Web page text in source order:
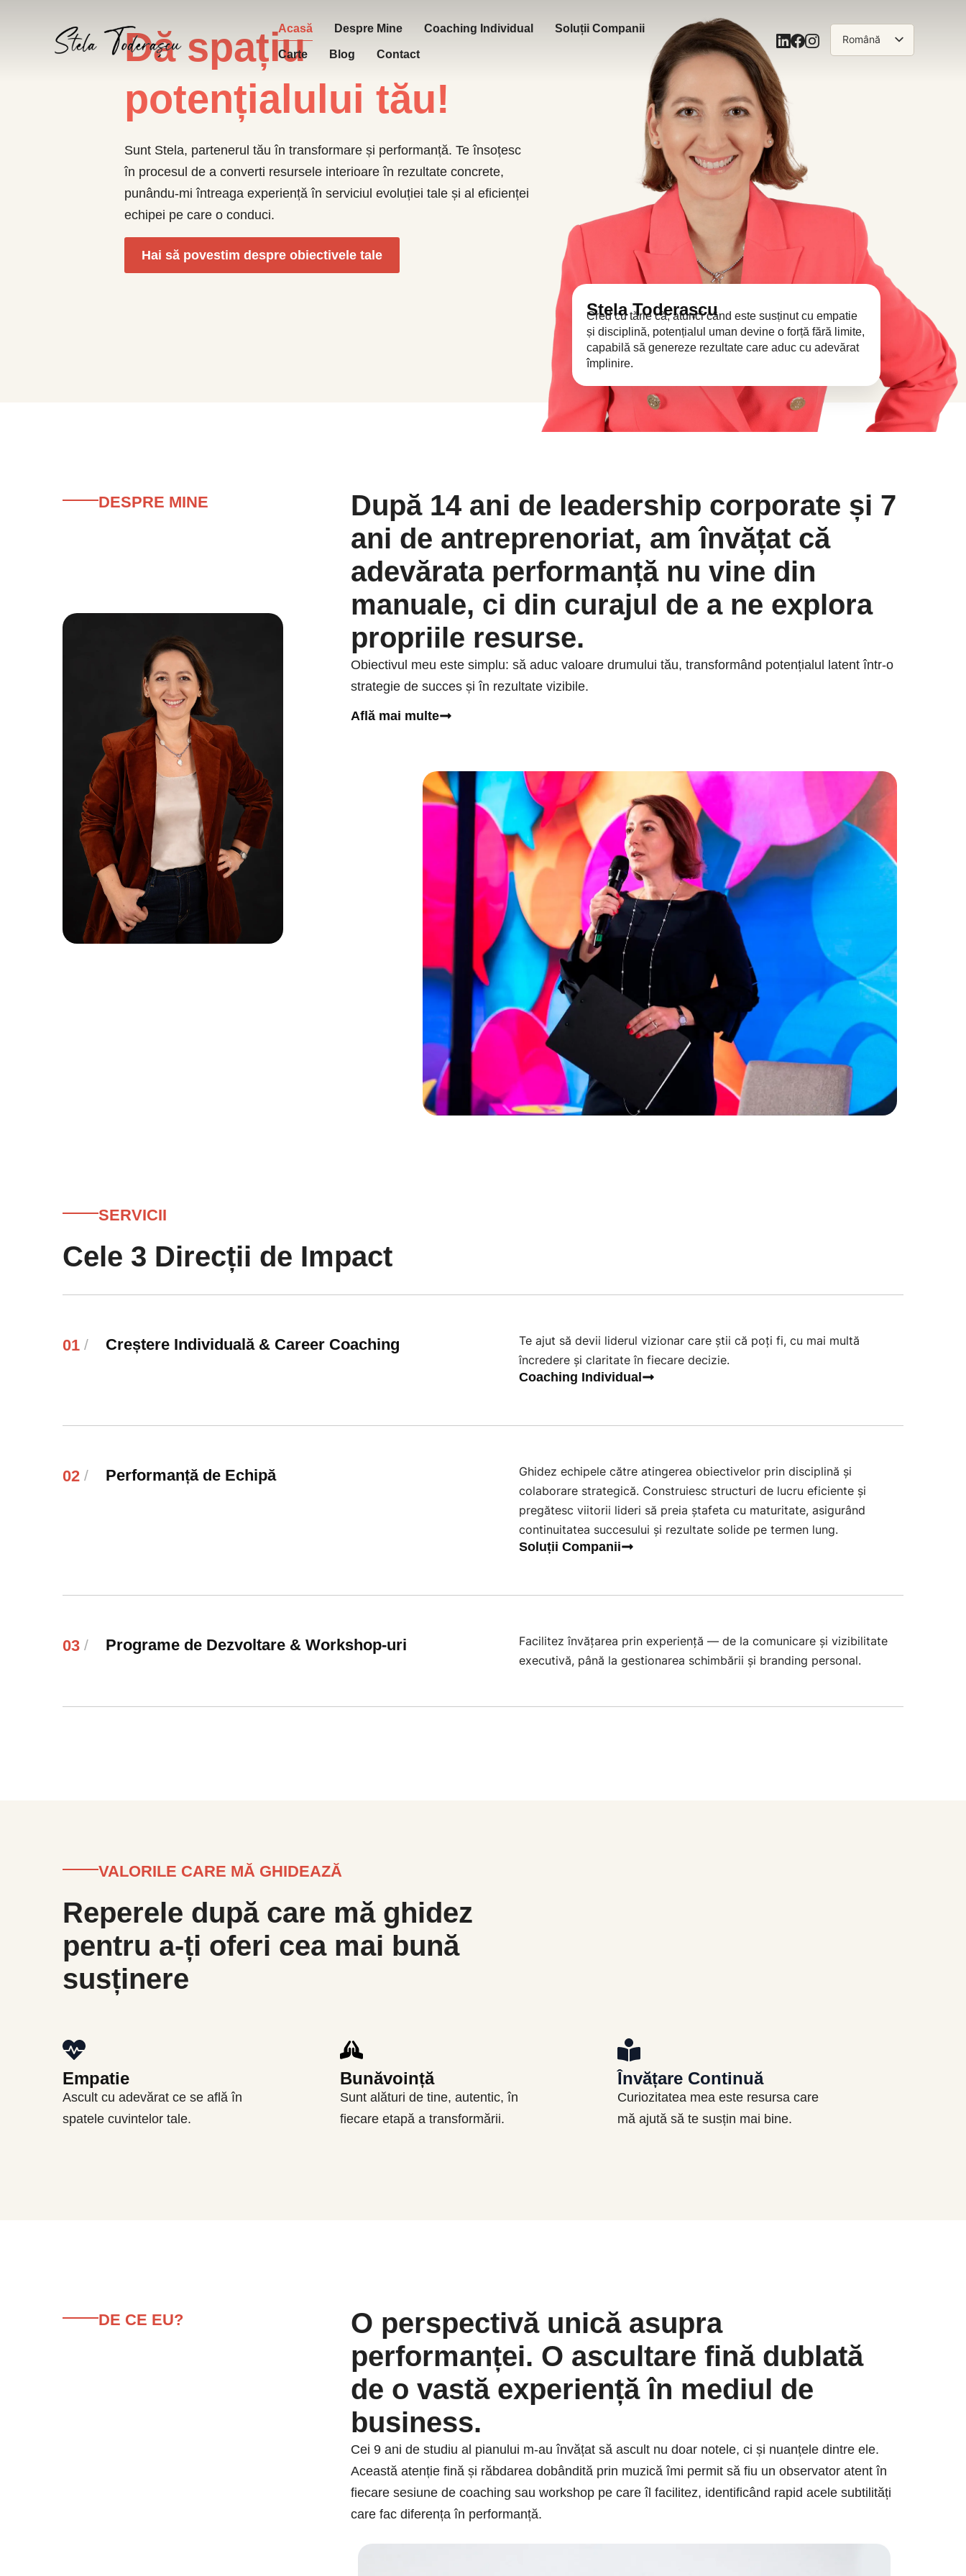
Acasă Despre Mine Coaching Individual Soluții Companii
Carte Blog Contact
Română
Dă spațiu
potențialului tău!
Sunt Stela, partenerul tău în transformare și performanță. Te însoțesc
în procesul de a converti resursele interioare în rezultate concrete,
punându-mi întreaga experiență în serviciul evoluției tale și al eficienței
echipei pe care o conduci.
Hai să povestim despre obiectivele tale
Stela Toderașcu
Cred cu tărie că, atunci când este susținut cu empatie
și disciplină, potențialul uman devine o forță fără limite,
capabilă să genereze rezultate care aduc cu adevărat
împlinire.
DESPRE MINE
După 14 ani de leadership corporate și 7
ani de antreprenoriat, am învățat că
adevărata performanță nu vine din
manuale, ci din curajul de a ne explora
propriile resurse.
Obiectivul meu este simplu: să aduc valoare drumului tău, transformând potențialul latent într-o
strategie de succes și în rezultate vizibile.
Află mai multe
SERVICII
Cele 3 Direcții de Impact
01 / Creștere Individuală & Career Coaching
Te ajut să devii liderul vizionar care știi că poți fi, cu mai multă
încredere și claritate în fiecare decizie.
Coaching Individual
02 / Performanță de Echipă
Ghidez echipele către atingerea obiectivelor prin disciplină și
colaborare strategică. Construiesc structuri de lucru eficiente și
pregătesc viitorii lideri să preia ștafeta cu maturitate, asigurând
continuitatea succesului și rezultate solide pe termen lung.
Soluții Companii
03 / Programe de Dezvoltare & Workshop-uri
Facilitez învățarea prin experiență — de la comunicare și vizibilitate
executivă, până la gestionarea schimbării și branding personal.
VALORILE CARE MĂ GHIDEAZĂ
Reperele după care mă ghidez
pentru a-ți oferi cea mai bună
susținere
Empatie
Ascult cu adevărat ce se află în
spatele cuvintelor tale.
Bunăvoință
Sunt alături de tine, autentic, în
fiecare etapă a transformării.
Învățare Continuă
Curiozitatea mea este resursa care
mă ajută să te susțin mai bine.
DE CE EU?
O perspectivă unică asupra
performanței. O ascultare fină dublată
de o vastă experiență în mediul de
business.
Cei 9 ani de studiu al pianului m-au învățat să ascult nu doar notele, ci și nuanțele dintre ele.
Această atenție fină și răbdarea dobândită prin muzică îmi permit să fiu un observator atent în
fiecare sesiune de coaching sau workshop pe care îl facilitez, identificând rapid acele subtilități
care fac diferența în performanță.